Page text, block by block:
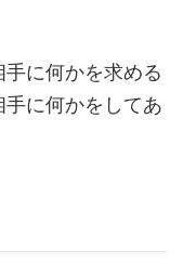
に何かを求める
に何かをしてあ